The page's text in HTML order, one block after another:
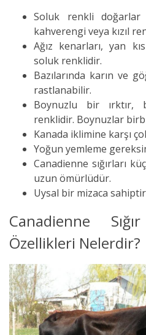
Soluk renkli doğarlar
kahverengi veya kızıl
Ağız kenarları, yan
soluk renklidir.
Bazılarında karın ve
rastlanabilir.
Boynuzlu bir ırktır,
renklidir. Boynuzlar
Kanada iklimine karşı
Yoğun yemleme
Canadienne sığırları
uzun ömürlüdür.
Uysal bir mizaca
Canadienne
Özellikleri Nelerdir?